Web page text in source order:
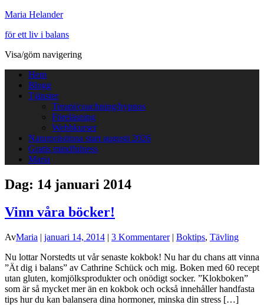
Maria Helander
för ett liv i balans
Visa/göm navigering
Hem
Blogg
Tjänster
Terapi/coachning/hypnos
Föreläsning
Webbkurser
Naturprästinna start augusti 2026
Gratis mindfulness
Maria
Dag: 14 januari 2014
Vinn våra böcker!
AvMaria | januari 14, 2014 | 3 Kommentarer| Boktips, Tävling
Nu lottar Norstedts ut vår senaste kokbok! Nu har du chans att vinna
”Ät dig i balans” av Cathrine Schück och mig. Boken med 60 recept
utan gluten, komjölksprodukter och onödigt socker. ”Klokboken”
som är så mycket mer än en kokbok och också innehåller handfasta
tips hur du kan balansera dina hormoner, minska din stress […]